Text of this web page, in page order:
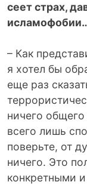
сеет страх,
– Как
я хотел бы
еще раз
ничего
всего лишь
поверьте, от
ничего. Это
конкретными